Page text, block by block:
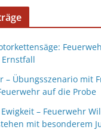
– Übungsszenario mit
auf die Probe
– Feuerwehr
mit besonderem